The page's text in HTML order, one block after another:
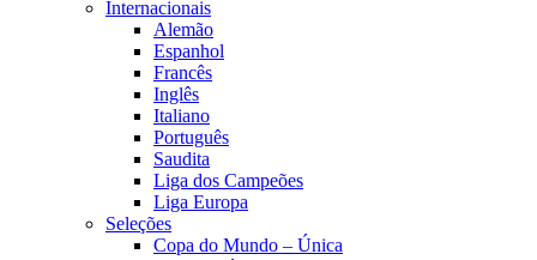
Internacionais
Alemão
Espanhol
Francês
Inglês
Italiano
Português
Saudita
Liga dos Campeões
Liga Europa
Seleções
Copa do Mundo – Única